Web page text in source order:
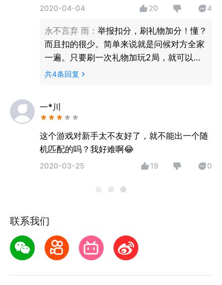
2020-04-04 20 4
永不言弃 雨： 举报扣分，刷礼物加分！懂？
而且扣的很少。简单来说就是问候对方全家
一遍。只要刷一次礼物加玩2局，就可以
了。官方鼓励骂人懂吗？
共4条回复
一*川
这个游戏对新手太不友好了，就不能出一个随
机匹配的吗？我好难啊😂
2020-03-25 19 0
联系我们